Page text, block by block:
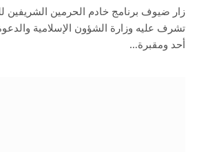
زار ضيوف برنامج خادم الحرمين الشريفين
تشرف عليه وزارة الشؤون الإسلامية
أحد ومقبرة…